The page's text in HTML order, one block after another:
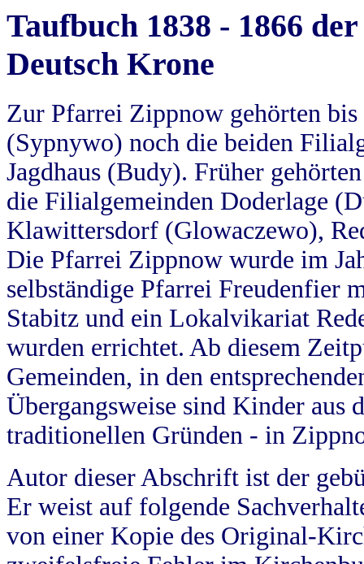
Taufbuch 1838 - 1866
Deutsch Krone
Zur Pfarrei Zippnow gehörten
(Sypnywo) noch die beiden
Jagdhaus (Budy). Früher
die Filialgemeinden Doderlage
Klawittersdorf (Glowaczewo),
Die Pfarrei Zippnow wurde im
selbständige Pfarrei Freudenfier
Stabitz und ein Lokalvikariat
wurden errichtet. Ab diesem
Gemeinden, in den
Übergangsweise sind Kinder aus
traditionellen Gründen - in
Autor dieser Abschrift ist der
Er weist auf folgende
von einer Kopie des Original-